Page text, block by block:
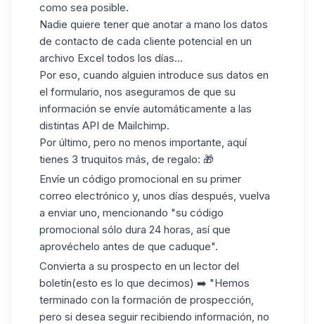
como sea posible.
Nadie quiere tener que anotar a mano los datos
de contacto de cada cliente potencial en un
archivo Excel todos los días...
Por eso, cuando alguien introduce sus datos en
el formulario, nos aseguramos de que su
información se envíe automáticamente a las
distintas API de Mailchimp.
Por último, pero no menos importante, aquí
tienes 3 truquitos más, de regalo: 🎁
Envíe un código promocional en su primer
correo electrónico y, unos días después, vuelva
a enviar uno, mencionando "su código
promocional sólo dura 24 horas, así que
aprovéchelo antes de que caduque".
Convierta a su prospecto en un lector del
boletín(esto es lo que decimos) ➡️ "Hemos
terminado con la formación de prospección,
pero si desea seguir recibiendo información, no